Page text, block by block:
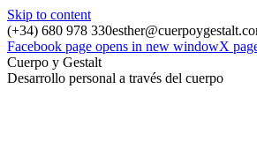
Skip to content
(+34) 680 978 330
Facebook page opens in new windowX
Cuerpo y Gestalt
Desarrollo personal a través del cuerpo